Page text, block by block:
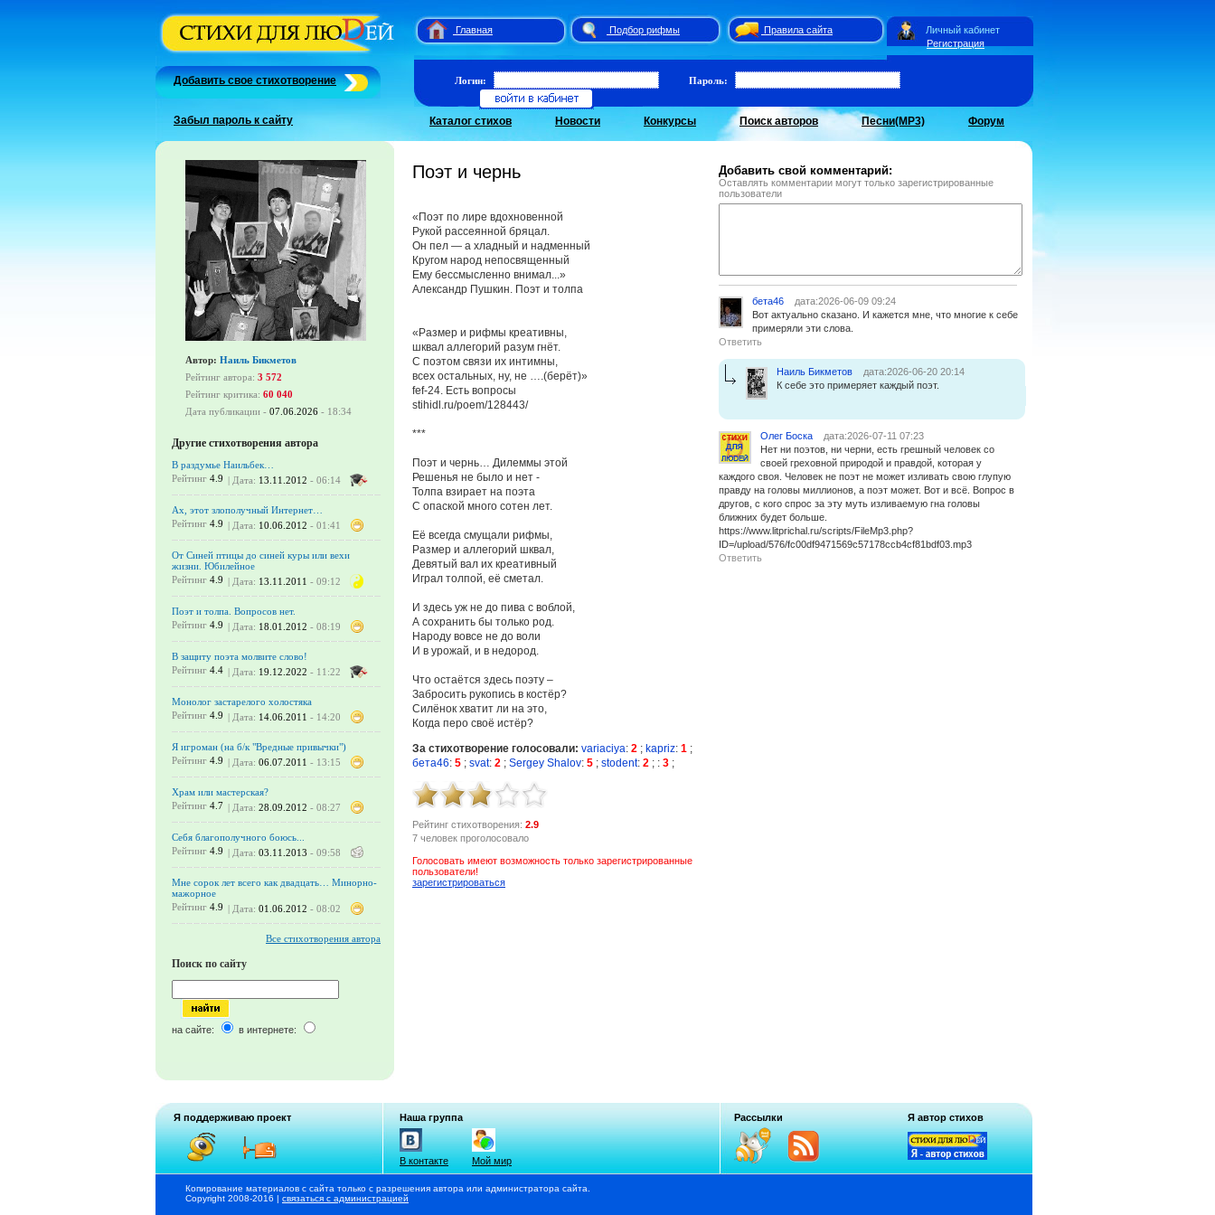
Главная Подбор рифмы
Правила сайта
Регистрация
Личный кабинет
Добавить свое стихотворение
Забыл пароль к сайту
Логин: Пароль:
Каталог стихов Новости Конкурсы Поиск авторов Песни(MP3) Форум
Автор: Наиль Бикметов
Рейтинг автора: 3 572
Рейтинг критика: 60 040
Дата публикации - 07.06.2026 - 18:34
Другие стихотворения автора
В раздумье Наильбек…
Рейтинг 4.9 | Дата: 13.11.2012 - 06:14
Ах, этот злополучный Интернет…
Рейтинг 4.9 | Дата: 10.06.2012 - 01:41
От Синей птицы до синей куры или вехи
жизни. Юбилейное
Рейтинг 4.9 | Дата: 13.11.2011 - 09:12
Поэт и толпа. Вопросов нет.
Рейтинг 4.9 | Дата: 18.01.2012 - 08:19
В защиту поэта молвите слово!
Рейтинг 4.4 | Дата: 19.12.2022 - 11:22
Монолог застарелого холостяка
Рейтинг 4.9 | Дата: 14.06.2011 - 14:20
Я игроман (на б/к "Вредные привычки")
Рейтинг 4.9 | Дата: 06.07.2011 - 13:15
Храм или мастерская?
Рейтинг 4.7 | Дата: 28.09.2012 - 08:27
Себя благополучного боюсь...
Рейтинг 4.9 | Дата: 03.11.2013 - 09:58
Мне сорок лет всего как двадцать… Минорно-
мажорное
Рейтинг 4.9 | Дата: 01.06.2012 - 08:02
Все стихотворения автора
Поиск по сайту
на сайте: в интернете:
Поэт и чернь
«Поэт по лире вдохновенной
Рукой рассеянной бряцал.
Он пел — а хладный и надменный
Кругом народ непосвященный
Ему бессмысленно внимал...»
Александр Пушкин. Поэт и толпа
«Размер и рифмы креативны,
шквал аллегорий разум гнёт.
С поэтом связи их интимны,
всех остальных, ну, не ….(берёт)»
fef-24. Есть вопросы
stihidl.ru/poem/128443/
***
Поэт и чернь… Дилеммы этой
Решенья не было и нет -
Толпа взирает на поэта
С опаской много сотен лет.
Её всегда смущали рифмы,
Размер и аллегорий шквал,
Девятый вал их креативный
Играл толпой, её сметал.
И здесь уж не до пива с воблой,
А сохранить бы только род.
Народу вовсе не до воли
И в урожай, и в недород.
Что остаётся здесь поэту –
Забросить рукопись в костёр?
Силёнок хватит ли на это,
Когда перо своё истёр?
За стихотворение голосовали: variaciya: 2 ; kapriz: 1 ;
бета46: 5 ; svat: 2 ; Sergey Shalov: 5 ; stodent: 2 ; : 3 ;
Рейтинг стихотворения: 2.9
7 человек проголосовало
Голосовать имеют возможность только зарегистрированные
пользователи!
зарегистрироваться
Добавить свой комментарий:
Оставлять комментарии могут только зарегистрированные
пользователи
бета46
дата:2026-06-09 09:24
Вот актуально сказано. И кажется мне, что многие к себе
примеряли эти слова.
Ответить
Наиль Бикметов
дата:2026-06-20 20:14
К себе это примеряет каждый поэт.
Олег Боска
дата:2026-07-11 07:23
Нет ни поэтов, ни черни, есть грешный человек со
своей греховной природой и правдой, которая у
каждого своя. Человек не поэт не может изливать свою глупую
правду на головы миллионов, а поэт может. Вот и всё. Вопрос в
другов, с кого спрос за эту муть изливаемую гна головы
ближних будет больше.
https://www.litprichal.ru/scripts/FileMp3.php?
ID=/upload/576/fc00df9471569c57178ccb4cf81bdf03.mp3
Ответить
Я поддерживаю проект Наша группа
В контакте Мой мир
Рассылки Я автор стихов
Копирование материалов с сайта только с разрешения автора или администратора сайта.
Copyright 2008-2016 | связаться с администрацией